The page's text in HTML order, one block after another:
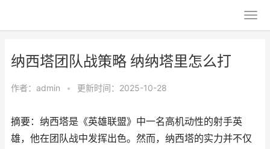
纳西塔团队战策略 纳纳塔里怎么打
作者： admin • 更新时间：2025-10-28
摘要：纳西塔是《英雄联盟》中一名高机动性的射手英
雄，他在团队战中发挥出色。然而，纳西塔的实力并不仅